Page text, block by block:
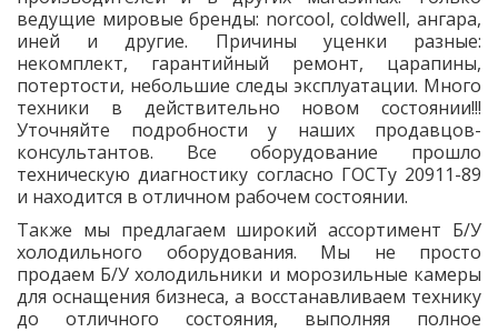
ведущие мировые бренды: norcool, coldwell, ангара,
иней и другие. Причины уценки разные:
некомплект, гарантийный ремонт, царапины,
потертости, небольшие следы эксплуатации. Много
техники в действительно новом состоянии!!!
Уточняйте подробности у наших продавцов-
консультантов. Все оборудование прошло
техническую диагностику согласно ГОСТу 20911-89
и находится в отличном рабочем состоянии.
Также мы предлагаем широкий ассортимент Б/У
холодильного оборудования. Мы не просто
продаем Б/У холодильники и морозильные камеры
для оснащения бизнеса, а восстанавливаем технику
до отличного состояния, выполняя полное